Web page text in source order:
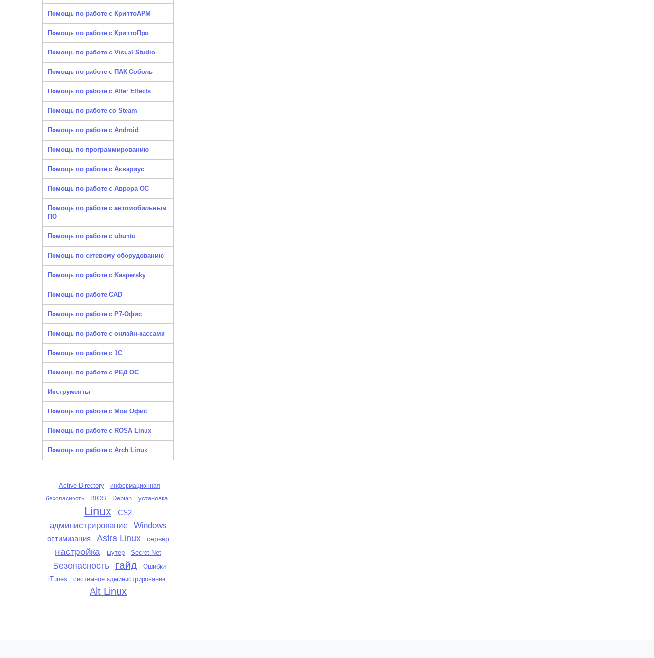
Помощь по работе с КриптоАРМ
Помощь по работе с КриптоПро
Помощь по работе с Visual Studio
Помощь по работе с ПАК Соболь
Помощь по работе с After Effects
Помощь по работе со Steam
Помощь по работе с Android
Помощь по программированию
Помощь по работе с Аквариус
Помощь по работе с Аврора ОС
Помощь по работе с автомобильным
ПО
Помощь по работе с ubuntu
Помощь по сетевому оборудованию
Помощь по работе с Kaspersky
Помощь по работе CAD
Помощь по работе с Р7-Офис
Помощь по работе с онлайн-кассами
Помощь по работе с 1С
Помощь по работе с РЕД ОС
Инструменты
Помощь по работе с Мой Офис
Помощь по работе с ROSA Linux
Помощь по работе с Arch Linux
Active Directory
информационная
безопасность
BIOS Debian установка
Linux CS2
администрирование Windows
оптимизация Astra Linux сервер
настройка шутер Secret Net
Безопасность гайд
Ошибки
iTunes
системное администрирование
Alt Linux